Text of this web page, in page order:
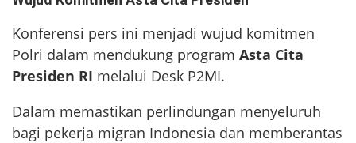
Konferensi pers ini menjadi wujud komitmen
Polri dalam mendukung program Asta Cita
Presiden RI melalui Desk P2MI.
Dalam memastikan perlindungan menyeluruh
bagi pekerja migran Indonesia dan memberantas